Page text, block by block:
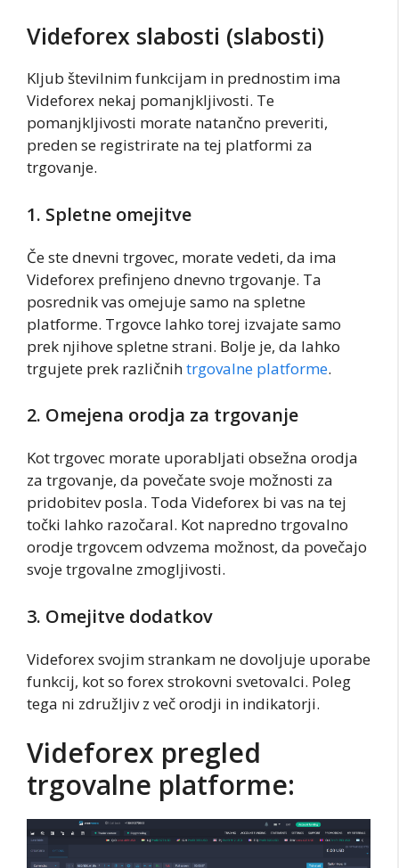
Videforex slabosti (slabosti)
Kljub številnim funkcijam in prednostim ima
Videforex nekaj pomanjkljivosti. Te
pomanjkljivosti morate natančno preveriti,
preden se registrirate na tej platformi za
trgovanje.
1. Spletne omejitve
Če ste dnevni trgovec, morate vedeti, da ima
Videforex prefinjeno dnevno trgovanje. Ta
posrednik vas omejuje samo na spletne
platforme. Trgovce lahko torej izvajate samo
prek njihove spletne strani. Bolje je, da lahko
trgujete prek različnihtrgovalne platforme.
2. Omejena orodja za trgovanje
Kot trgovec morate uporabljati obsežna orodja
za trgovanje, da povečate svoje možnosti za
pridobitev posla. Toda Videforex bi vas na tej
točki lahko razočaral. Kot napredno trgovalno
orodje trgovcem odvzema možnost, da povečajo
svoje trgovalne zmogljivosti.
3. Omejitve dodatkov
Videforex svojim strankam ne dovoljuje uporabe
funkcij, kot so forex strokovni svetovalci. Poleg
tega ni združljiv z več orodji in indikatorji.
Videforex pregled
trgovalne platforme: